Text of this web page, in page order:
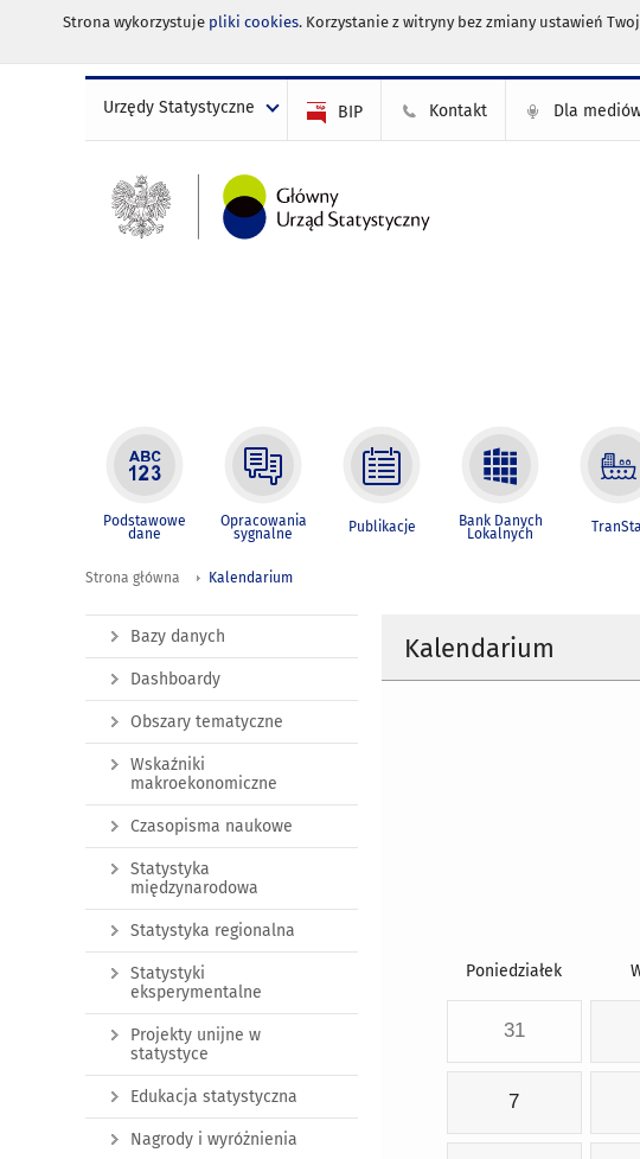
Strona wykorzystuje pliki cookies. Korzystanie z witryny bez zmiany ustawień
Urzędy Statystyczne BIP Kontakt Dla
Podstawowe
dane
Opracowania
sygnalne Publikacje Bank Danych
Lokalnych
Strona główna Kalendarium
Kalendarium
Poniedziałek
31
7
Bazy danych
Dashboardy
Obszary tematyczne
Wskaźniki
makroekonomiczne
Czasopisma naukowe
Statystyka
międzynarodowa
Statystyka regionalna
Statystyki
eksperymentalne
Projekty unijne w
statystyce
Edukacja statystyczna
Nagrody i wyróżnienia